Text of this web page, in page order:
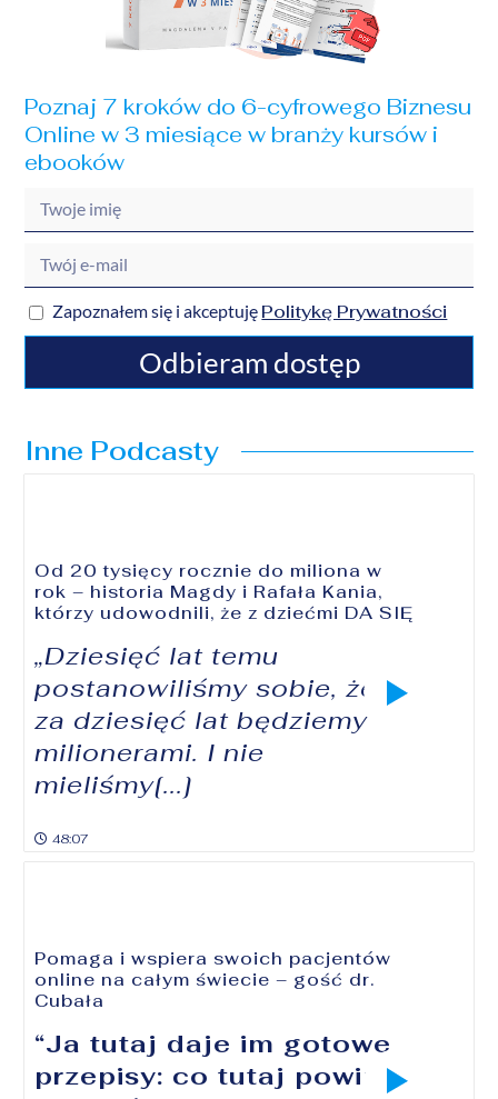
Poznaj 7 kroków do 6-cyfrowego Biznesu
Online w 3 miesiące w branży kursów i
ebooków
Zapoznałem się i akceptuję Politykę Prywatności
Odbieram dostęp
Inne Podcasty
Od 20 tysięcy rocznie do miliona w
rok – historia Magdy i Rafała Kania,
którzy udowodnili, że z dziećmi DA SIĘ
„Dziesięć lat temu
postanowiliśmy sobie, że
za dziesięć lat będziemy
milionerami. I nie
mieliśmy[...]
48:07
Pomaga i wspiera swoich pacjentów
online na całym świecie – gość dr.
Cubała
“Ja tutaj daje im gotowe
przepisy: co tutaj powinni